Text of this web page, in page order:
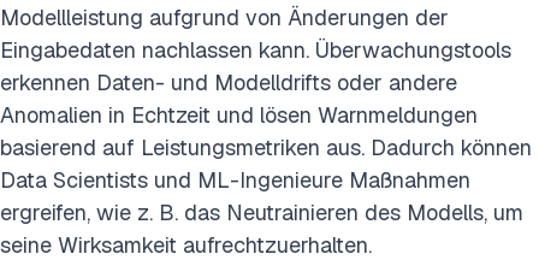
Modellleistung aufgrund von Änderungen der
Eingabedaten nachlassen kann. Überwachungstools
erkennen Daten- und Modelldrifts oder andere
Anomalien in Echtzeit und lösen Warnmeldungen
basierend auf Leistungsmetriken aus. Dadurch können
Data Scientists und ML-Ingenieure Maßnahmen
ergreifen, wie z. B. das Neutrainieren des Modells, um
seine Wirksamkeit aufrechtzuerhalten.